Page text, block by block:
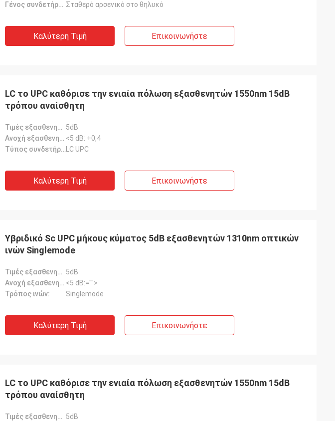
Το Hangalaxy παρέχει το ενεργό οπτικό
5m, 7m, 10m, 15m, 20m, 25m, 30m και οι
έρευνες για το προσαρμοσμένο μήκος
Γένος συνδετήρων: Σταθερό αρσενικό στο θηλυκό
Καλύτερη Τιμή Επικοινωνήστε
LC το UPC καθόρισε την ενιαία πόλωση εξασθενητών 1550nm 15dB
τρόπου αναίσθητη
Τιμές εξασθενητών: 5dB
Ανοχή εξασθενητή: <5 dB: +0,4
Τύπος συνδετήρων: LC UPC
Καλύτερη Τιμή Επικοινωνήστε
Υβριδικό Sc UPC μήκους κύματος 5dB εξασθενητών 1310nm οπτικών
ινών Singlemode
Τιμές εξασθενητών: 5dB
Ανοχή εξασθενητών: <5 dB:="">
Τρόπος ινών:
Singlemode
Καλύτερη Τιμή Επικοινωνήστε
LC το UPC καθόρισε την ενιαία πόλωση εξασθενητών 1550nm 15dB
τρόπου αναίσθητη
Τιμές εξασθενητών: 5dB